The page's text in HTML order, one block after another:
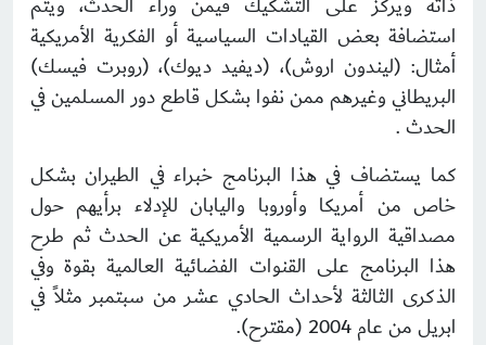
استضافة بعض القيادات السياسية أو الفكرية الأمريكية
أمثال: (ليندون اروش)، (ديفيد ديوك)، (روبرت فيسك)
البريطاني وغيرهم ممن نفوا بشكل قاطع دور المسلمين في
الحدث .
كما يستضاف في هذا البرنامج خبراء في الطيران بشكل
خاص من أمريكا وأوروبا واليابان للإدلاء برأيهم حول
مصداقية الرواية الرسمية الأمريكية عن الحدث ثم طرح
هذا البرنامج على القنوات الفضائية العالمية بقوة وفي
الذكرى الثالثة لأحداث الحادي عشر من سبتمبر مثلاً في
ابريل من عام 2004 (مقترح).